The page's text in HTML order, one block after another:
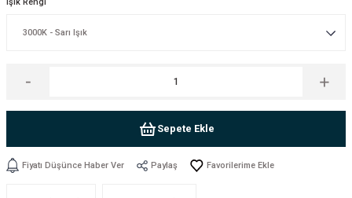
Sepete Ekle
Fiyatı Düşünce Haber Ver Paylaş